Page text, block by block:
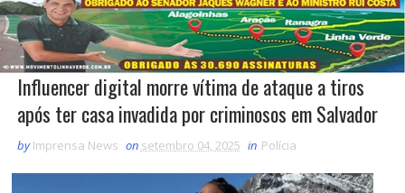
Influencer digital morre vítima de ataque a tiros
após ter casa invadida por criminosos em Salvador
by Imprensa News on setembro 04, 2025 in Polícia